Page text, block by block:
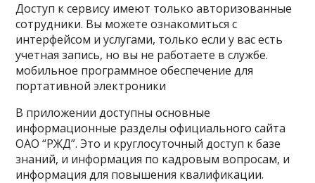
Доступ к сервису имеют только авторизованные
сотрудники. Вы можете ознакомиться с
интерфейсом и услугами, только если у вас есть
учетная запись, но вы не работаете в службе.
мобильное программное обеспечение для
портативной электроники
В приложении доступны основные
информационные разделы официального сайта
ОАО “РЖД”. Это и круглосуточный доступ к базе
знаний, и информация по кадровым вопросам, и
информация для повышения квалификации.